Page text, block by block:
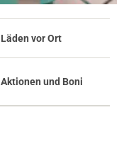
Läden vor Ort
Aktionen und Boni